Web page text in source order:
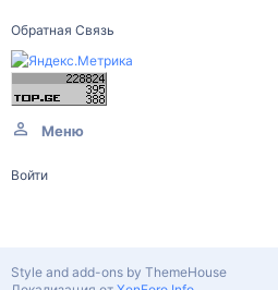
Обратная Связь
Меню
Войти
Style and add-ons by ThemeHouse